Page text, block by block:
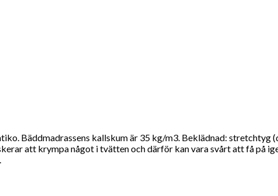
Bäddmadrassens kallskum är 35 kg/m3. Beklädnad: stretchtyg
att krympa något i tvätten och därför kan vara svårt att få på